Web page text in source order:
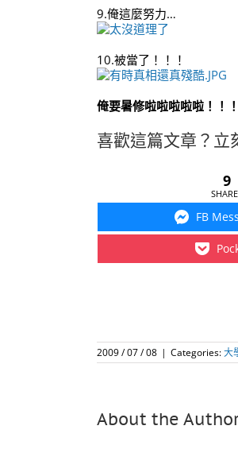
9.俺這麼努力…
10.被當了！！！
俺要暑修啦啦啦啦啦！！
喜歡這篇文章？立
9
FB
2009 / 07 / 08 | Categories:大
About the